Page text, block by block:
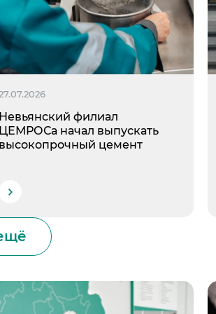
Невьянский филиал
ЦЕМРОСа начал выпускать
высокопрочный цемент